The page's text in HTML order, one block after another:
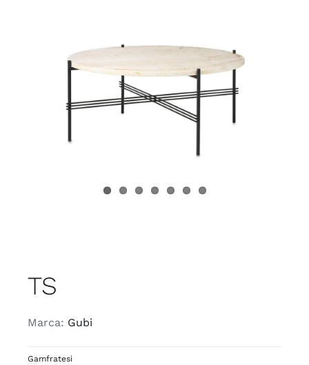
Marcas
TS
Marca: Gubi
Gamfratesi